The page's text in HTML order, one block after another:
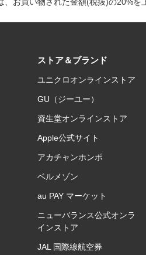
ストア＆ブランド
ユニクロオンラインストア
GU（ジーユー）
資生堂オンラインストア
Apple公式サイト
アカチャンホンポ
ベルメゾン
au PAY マーケット
ニューバランス公式オンラ
インストア
JAL 国際線航空券